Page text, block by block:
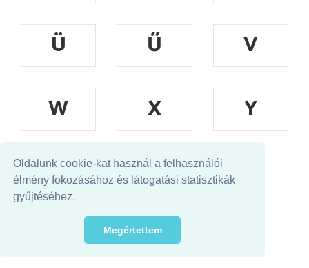
Oldalunk cookie-kat használ a felhasználói
élmény fokozásához és látogatási statisztikák
gyűjtéséhez.
Megértettem
Ü
Ű
V
W
X
Y
Z
ZS
A
címlapjáról